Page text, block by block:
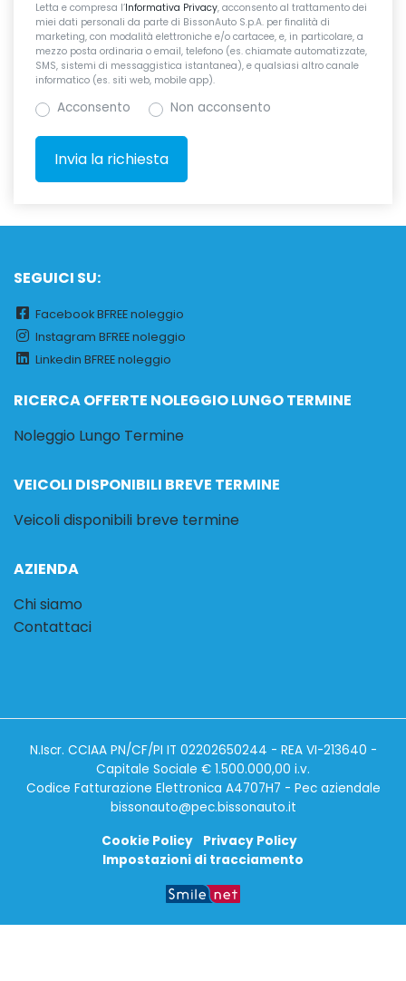
Letta e compresa l’Informativa Privacy, acconsento al trattamento dei
miei dati personali da parte di BissonAuto S.p.A. per finalità di
marketing, con modalità elettroniche e/o cartacee, e, in particolare, a
mezzo posta ordinaria o email, telefono (es. chiamate automatizzate,
SMS, sistemi di messaggistica istantanea), e qualsiasi altro canale
informatico (es. siti web, mobile app).
Acconsento Non acconsento
SEGUICI SU:
Facebook BFREE noleggio
Instagram BFREE noleggio
Linkedin BFREE noleggio
RICERCA OFFERTE NOLEGGIO LUNGO TERMINE
Noleggio Lungo Termine
VEICOLI DISPONIBILI BREVE TERMINE
Veicoli disponibili breve termine
AZIENDA
Chi siamo
Contattaci
N.Iscr. CCIAA PN/CF/PI IT 02202650244 - REA VI-213640 -
Capitale Sociale € 1.500.000,00 i.v.
Codice Fatturazione Elettronica A4707H7 - Pec aziendale
bissonauto@pec.bissonauto.it
Cookie Policy
Privacy Policy
Impostazioni di tracciamento